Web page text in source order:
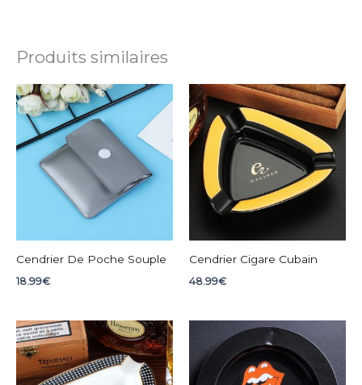
Produits similaires
Cendrier De Poche Souple
18.99€
Cendrier Cigare Cubain
48.99€